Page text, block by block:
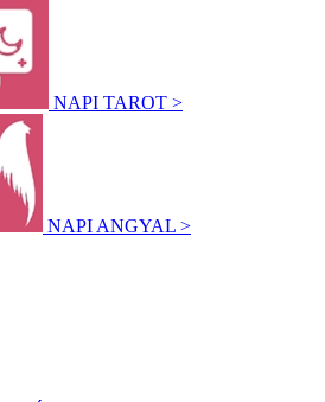
NAPI TAROT >
NAPI ANGYAL >